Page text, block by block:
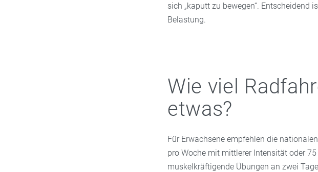
sich „kaputt zu bewegen“. Entscheidend
Belastung.
Wie viel
etwas?
Für Erwachsene empfehlen die
pro Woche mit mittlerer Intensität oder
muskelkräftigende Übungen an zwei